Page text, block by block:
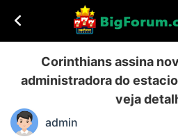
Corinthians assina
administradora do
veja
admin